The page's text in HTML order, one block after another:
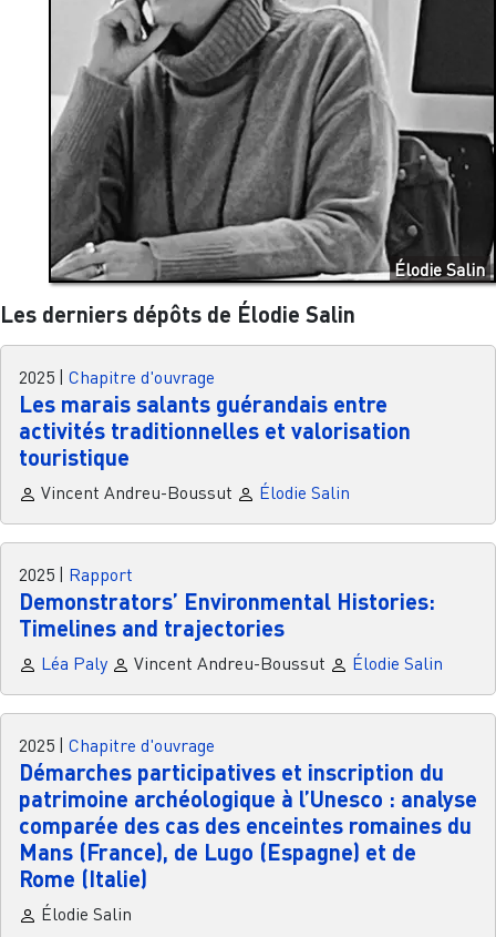
Élodie Salin
Les derniers dépôts de Élodie Salin
2025 Chapitre d'ouvrage
Les marais salants guérandais entre
activités traditionnelles et valorisation
touristique
Vincent Andreu-Boussut Élodie Salin
2025 Rapport
Demonstrators’ Environmental Histories:
Timelines and trajectories
Léa Paly Vincent Andreu-Boussut Élodie Salin
2025 Chapitre d'ouvrage
Démarches participatives et inscription du
patrimoine archéologique à l’Unesco : analyse
comparée des cas des enceintes romaines du
Mans (France), de Lugo (Espagne) et de
Rome (Italie)
Élodie Salin